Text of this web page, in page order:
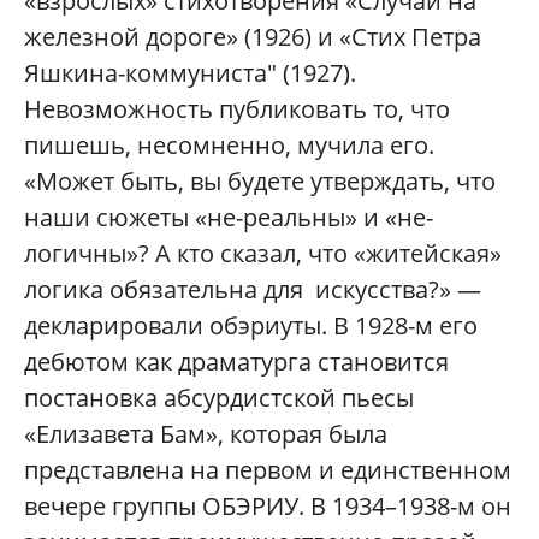
железной дороге» (1926) и «Стих Петра
Яшкина-коммуниста" (1927).
Невозможность публиковать то, что
пишешь, несомненно, мучила его.
«Может быть, вы будете утверждать, что
наши сюжеты «не-реальны» и «не-
логичны»? А кто сказал, что «житейская»
логика обязательна для искусства?» —
декларировали обэриуты. В 1928-м его
дебютом как драматурга становится
постановка абсурдистской пьесы
«Елизавета Бам», которая была
представлена на первом и единственном
вечере группы ОБЭРИУ. В 1934–1938-м он